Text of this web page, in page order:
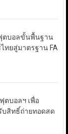
ตบอลขั้นพื้นฐาน
ไทยสู่มาตรฐาน FA
ตบอลฯ เพื่อ
บสิทธิ์ถ่ายทอดสด